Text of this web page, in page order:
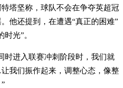
塔坚称，球队不会在争夺英超冠
他还提到，在遭遇“真正的困难”
光”。
时进入联赛冲刺阶段时，我们就
我们振作起来，调整心态，像整